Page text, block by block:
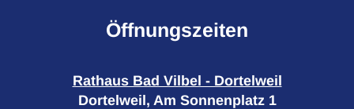
Öffnungszeiten
Rathaus Bad Vilbel - Dortelweil
Dortelweil, Am Sonnenplatz 1